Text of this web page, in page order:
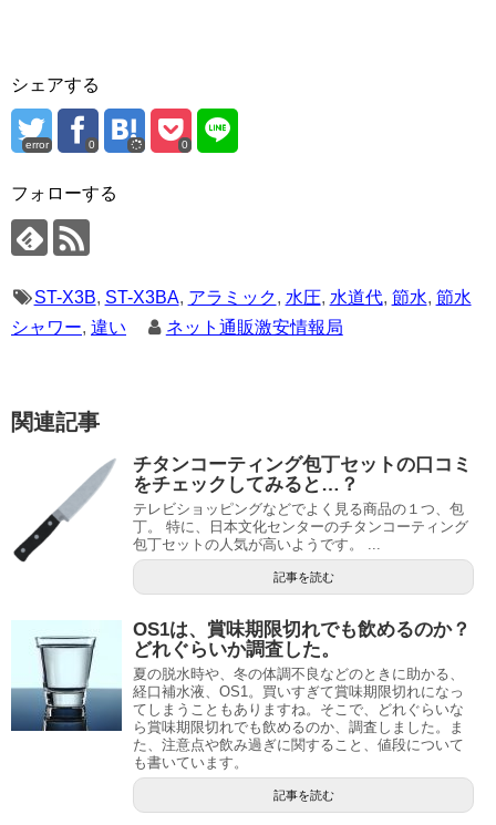
シェアする
error 0 0
フォローする
ST-X3B, ST-X3BA, アラミック, 水圧, 水道代, 節水, 節水
シャワー, 違い ネット通販激安情報局
関連記事
チタンコーティング包丁セットの口コミ
をチェックしてみると…？
テレビショッピングなどでよく見る商品の１つ、包
丁。 特に、日本文化センターのチタンコーティング
包丁セットの人気が高いようです。 ...
記事を読む
OS1は、賞味期限切れでも飲めるのか？
どれぐらいか調査した。
夏の脱水時や、冬の体調不良などのときに助かる、
経口補水液、OS1。買いすぎて賞味期限切れになっ
てしまうこともありますね。そこで、どれぐらいな
ら賞味期限切れでも飲めるのか、調査しました。ま
た、注意点や飲み過ぎに関すること、値段について
も書いています。
記事を読む